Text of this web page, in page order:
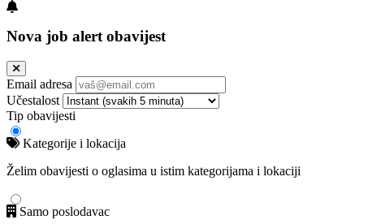
Nova job alert obavijest
Email adresa
Učestalost
Tip obavijesti
Kategorije i lokacija
Želim obavijesti o oglasima u istim kategorijama i lokaciji
Samo poslodavac